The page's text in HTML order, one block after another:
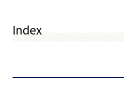
Index